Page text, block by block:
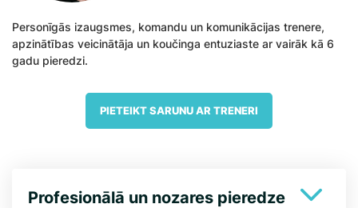
Personīgās izaugsmes, komandu un komunikācijas trenere,
apzinātības veicinātāja un koučinga entuziaste ar vairāk kā 6
gadu pieredzi.
PIETEIKT SARUNU AR TRENERI
Profesionālā un nozares pieredze